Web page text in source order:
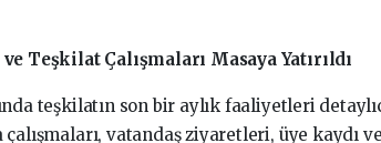
Teşkilat Çalışmaları Masaya Yatırıldı
teşkilatın son bir aylık faaliyetleri
çalışmaları, vatandaş ziyaretleri, üye kaydı